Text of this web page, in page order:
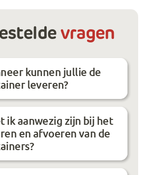
vragen
kunnen jullie de
leveren?
ik aanwezig zijn bij het
en afvoeren van de